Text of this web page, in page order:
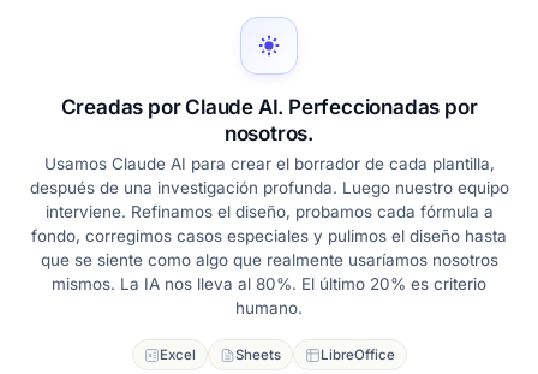
Creadas por Claude AI. Perfeccionadas por
nosotros.
Usamos Claude AI para crear el borrador de cada plantilla,
después de una investigación profunda. Luego nuestro equipo
interviene. Refinamos el diseño, probamos cada fórmula a
fondo, corregimos casos especiales y pulimos el diseño hasta
que se siente como algo que realmente usaríamos nosotros
mismos. La IA nos lleva al 80%. El último 20% es criterio
humano.
Excel Sheets LibreOffice